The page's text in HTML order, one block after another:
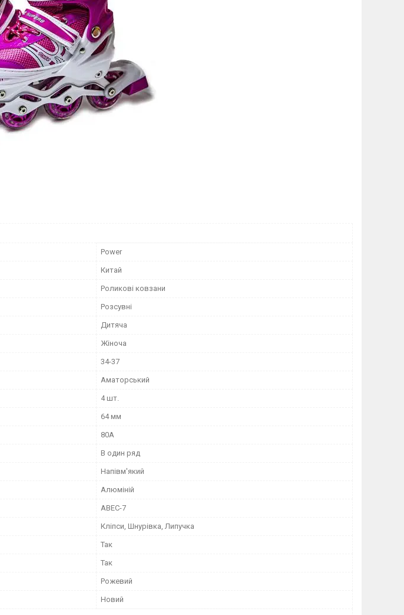
Power
Китай
Роликові ковзани
Розсувні
Дитяча
Жіноча
34-37
Аматорський
4 шт.
64 мм
80А
В один ряд
Напівм'який
Алюміній
ABEC-7
Кліпси, Шнурівка, Липучка
Так
Так
Рожевий
Новий